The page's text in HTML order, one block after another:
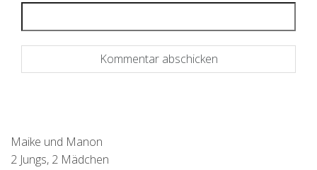
Maike und Manon
2 Jungs, 2 Mädchen